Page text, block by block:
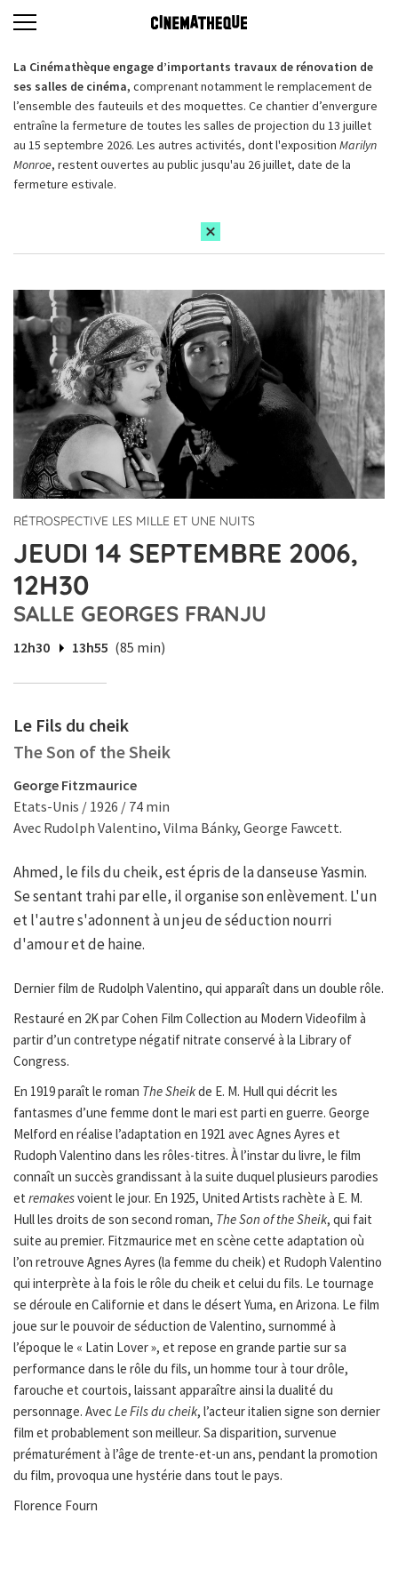
La Cinémathèque engage d’importants travaux de rénovation de
ses salles de cinéma, comprenant notamment le remplacement de
l’ensemble des fauteuils et des moquettes. Ce chantier d’envergure
entraîne la fermeture de toutes les salles de projection du 13 juillet
au 15 septembre 2026. Les autres activités, dont l'exposition Marilyn
Monroe, restent ouvertes au public jusqu'au 26 juillet, date de la
fermeture estivale.
RÉTROSPECTIVE LES MILLE ET UNE NUITS
JEUDI 14 SEPTEMBRE 2006,
12H30
SALLE GEORGES FRANJU
12h30 13h55 (85 min)
Le Fils du cheik
The Son of the Sheik
George Fitzmaurice
Etats-Unis / 1926 / 74 min
Avec Rudolph Valentino, Vilma Bánky, George Fawcett.
Ahmed, le fils du cheik, est épris de la danseuse Yasmin.
Se sentant trahi par elle, il organise son enlèvement. L'un
et l'autre s'adonnent à un jeu de séduction nourri
d'amour et de haine.
Dernier film de Rudolph Valentino, qui apparaît dans un double rôle.
Restauré en 2K par Cohen Film Collection au Modern Videofilm à
partir d’un contretype négatif nitrate conservé à la Library of
Congress.
En 1919 paraît le roman The Sheikde E. M. Hull qui décrit les
fantasmes d’une femme dont le mari est parti en guerre. George
Melford en réalise l’adaptation en 1921 avec Agnes Ayres et
Rudoph Valentino dans les rôles-titres. À l’instar du livre, le film
connaît un succès grandissant à la suite duquel plusieurs parodies
et remakesvoient le jour. En 1925, United Artists rachète à E. M.
Hull les droits de son second roman, The Son of the Sheik, qui fait
suite au premier. Fitzmaurice met en scène cette adaptation où
l’on retrouve Agnes Ayres (la femme du cheik) et Rudoph Valentino
qui interprète à la fois le rôle du cheik et celui du fils. Le tournage
se déroule en Californie et dans le désert Yuma, en Arizona. Le film
joue sur le pouvoir de séduction de Valentino, surnommé à
l’époque le « Latin Lover », et repose en grande partie sur sa
performance dans le rôle du fils, un homme tour à tour drôle,
farouche et courtois, laissant apparaître ainsi la dualité du
personnage. AvecLe Fils du cheik, l’acteur italien signe son dernier
film et probablement son meilleur. Sa disparition, survenue
prématurément à l’âge de trente-et-un ans, pendant la promotion
du film, provoqua une hystérie dans tout le pays.
Florence Fourn